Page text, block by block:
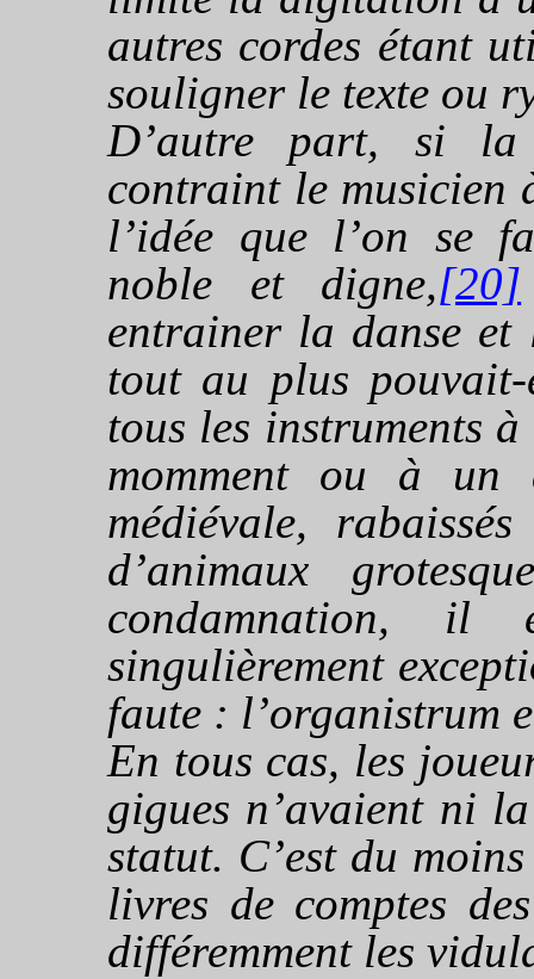
autres cordes étant
souligner le texte ou
D’autre part, si
contraint le musicien
l’idée que l’on se
noble et digne,[20]
entrainer la danse et
tout au plus
tous les instruments
momment ou à un
médiévale,
d’animaux
condamnation,
singulièrement
faute : l’organistrum
En tous cas, les
gigues n’avaient ni
statut. C’est du
livres de comptes
différemment les